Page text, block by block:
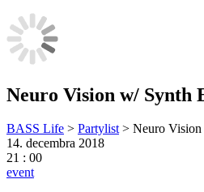
Neuro Vision w/ Synth
BASS Life > Partylist> Neuro
14. decembra 2018
21 : 00
event